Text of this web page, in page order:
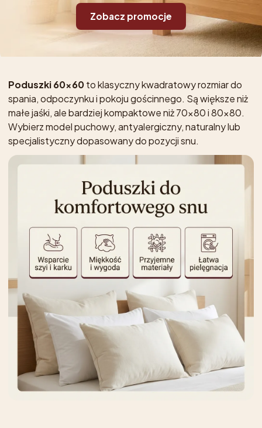
Zobacz promocje
Poduszki 60x60to klasyczny kwadratowy rozmiar do
spania, odpoczynku i pokoju gościnnego. Są większe niż
małe jaśki, ale bardziej kompaktowe niż 70x80 i 80x80.
Wybierz model puchowy, antyalergiczny, naturalny lub
specjalistyczny dopasowany do pozycji snu.